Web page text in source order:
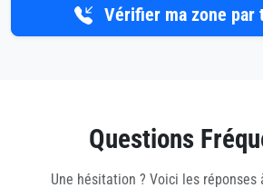
Vérifier ma zone par
Questions
Une hésitation ? Voici les réponses